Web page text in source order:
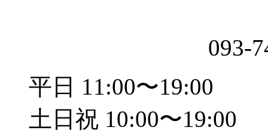
093-
平日 11:00〜19:00
土日祝 10:00〜19:00